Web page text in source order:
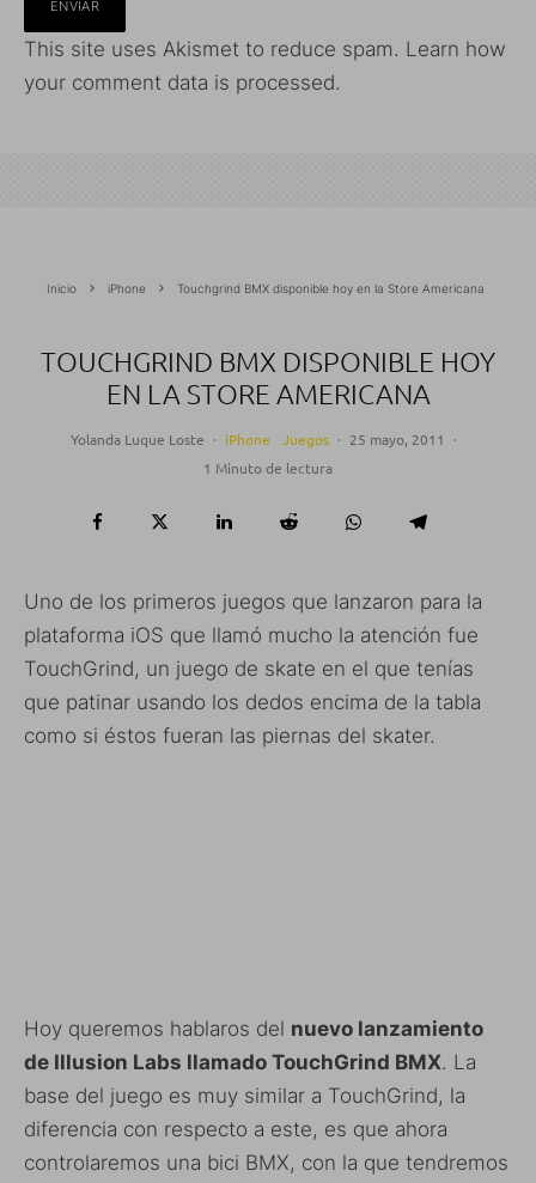
This site uses Akismet to reduce spam. Learn how
your comment data is processed.
Inicio iPhone Touchgrind BMX disponible hoy en la Store Americana
TOUCHGRIND BMX DISPONIBLE HOY
EN LA STORE AMERICANA
Yolanda Luque Loste · iPhone Juegos · 25 mayo, 2011
·
1 Minuto de lectura
Uno de los primeros juegos que lanzaron para la
plataforma iOS que llamó mucho la atención fue
TouchGrind, un juego de skate en el que tenías
que patinar usando los dedos encima de la tabla
como si éstos fueran las piernas del skater.
Hoy queremos hablaros del nuevo lanzamiento
de Illusion Labs llamado TouchGrind BMX. La
base del juego es muy similar a TouchGrind, la
diferencia con respecto a este, es que ahora
controlaremos una bici BMX, con la que tendremos